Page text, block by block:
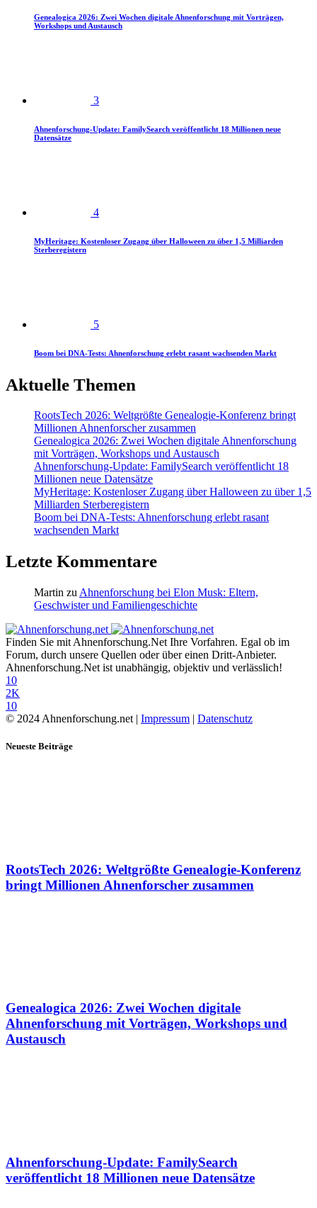
Genealogica 2026: Zwei Wochen digitale Ahnenforschung mit Vorträgen,
Workshops und Austausch
3
Ahnenforschung-Update: FamilySearch veröffentlicht 18 Millionen neue
Datensätze
4
MyHeritage: Kostenloser Zugang über Halloween zu über 1,5 Milliarden
Sterberegistern
5
Boom bei DNA-Tests: Ahnenforschung erlebt rasant wachsenden Markt
Aktuelle Themen
RootsTech 2026: Weltgrößte Genealogie-Konferenz bringt
Millionen Ahnenforscher zusammen
Genealogica 2026: Zwei Wochen digitale Ahnenforschung
mit Vorträgen, Workshops und Austausch
Ahnenforschung-Update: FamilySearch veröffentlicht 18
Millionen neue Datensätze
MyHeritage: Kostenloser Zugang über Halloween zu über 1,5
Milliarden Sterberegistern
Boom bei DNA-Tests: Ahnenforschung erlebt rasant
wachsenden Markt
Letzte Kommentare
Martin zu Ahnenforschung bei Elon Musk: Eltern,
Geschwister und Familiengeschichte
Finden Sie mit Ahnenforschung.Net Ihre Vorfahren. Egal ob im
Forum, durch unsere Quellen oder über einen Dritt-Anbieter.
Ahnenforschung.Net ist unabhängig, objektiv und verlässlich!
10
2K
10
© 2024 Ahnenforschung.net | Impressum | Datenschutz
Neueste Beiträge
RootsTech 2026: Weltgrößte Genealogie-Konferenz
bringt Millionen Ahnenforscher zusammen
Genealogica 2026: Zwei Wochen digitale
Ahnenforschung mit Vorträgen, Workshops und
Austausch
Ahnenforschung-Update: FamilySearch
veröffentlicht 18 Millionen neue Datensätze